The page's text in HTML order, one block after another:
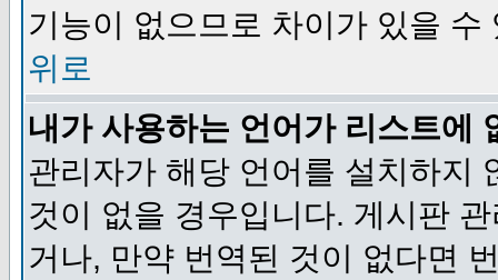
기능이 없으므로 차이가 있을 수
위로
내가 사용하는 언어가 리스트에
관리자가 해당 언어를 설치하지
것이 없을 경우입니다. 게시판
거나, 만약 번역된 것이 없다면